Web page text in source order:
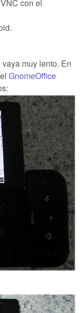
con el
muy lento. En
GnomeOffice